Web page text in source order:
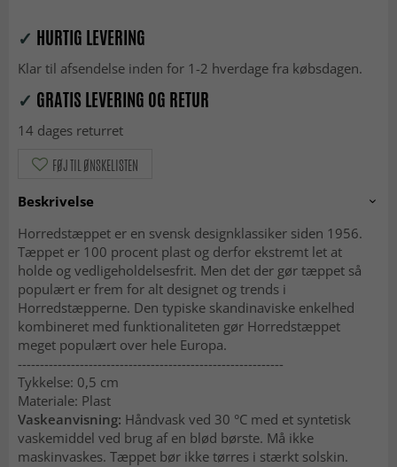
✓ HURTIG LEVERING
Klar til afsendelse inden for 1-2 hverdage fra købsdagen.
✓ GRATIS LEVERING OG RETUR
14 dages returret
FØJ TIL ØNSKELISTEN
Beskrivelse
Horredstæppet er en svensk designklassiker siden 1956.
Tæppet er 100 procent plast og derfor ekstremt let at
holde og vedligeholdelsesfrit. Men det der gør tæppet så
populært er frem for alt designet og trends i
Horredstæpperne. Den typiske skandinaviske enkelhed
kombineret med funktionaliteten gør Horredstæppet
meget populært over hele Europa.
------------------------------------------------------------
Tykkelse: 0,5 cm
Materiale: Plast
Vaskeanvisning: Håndvask ved 30 °C med et syntetisk
vaskemiddel ved brug af en blød børste. Må ikke
maskinvaskes. Tæppet bør ikke tørres i stærkt solskin.